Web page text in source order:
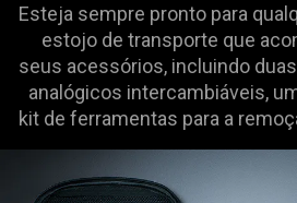
Esteja sempre pronto para
estojo de transporte que
seus acessórios, incluindo
analógicos intercambiáveis,
kit de ferramentas para a